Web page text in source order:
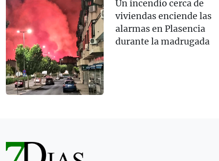
Un incendio cerca de
viviendas enciende las
alarmas en Plasencia
durante la madrugada